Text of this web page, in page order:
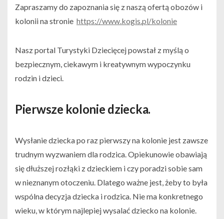
Zapraszamy do zapoznania się z naszą ofertą obozów i
kolonii na stronie https://www.kogis.pl/kolonie
Nasz portal Turystyki Dziecięcej powstał z myślą o
bezpiecznym, ciekawym i kreatywnym wypoczynku
rodzin i dzieci.
Pierwsze kolonie dziecka.
Wysłanie dziecka po raz pierwszy na kolonie jest zawsze
trudnym wyzwaniem dla rodzica. Opiekunowie obawiają
się dłuższej rozłąki z dzieckiem i czy poradzi sobie sam
w nieznanym otoczeniu. Dlatego ważne jest, żeby to była
wspólna decyzja dziecka i rodzica. Nie ma konkretnego
wieku, w którym najlepiej wysalać dziecko na kolonie.